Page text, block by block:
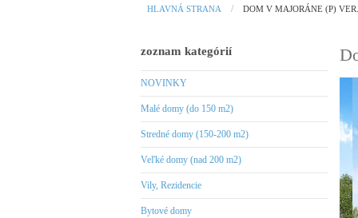
HLAVNÁ STRANA DOM V MAJORÁNE (P)
zoznam kategórií
NOVINKY
Malé domy (do 150 m2)
Stredné domy (150-200 m2)
Veľké domy (nad 200 m2)
Vily, Rezidencie
Bytové domy